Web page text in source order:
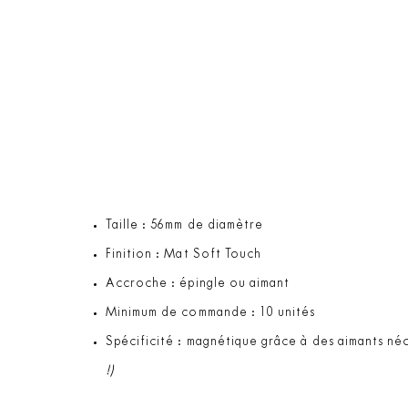
Taille : 56mm de diamètre
Finition : Mat Soft Touch
Accroche : épingle ou aimant
Minimum de commande : 10 unités
Spécificité : magnétique grâce à des aimants
!)